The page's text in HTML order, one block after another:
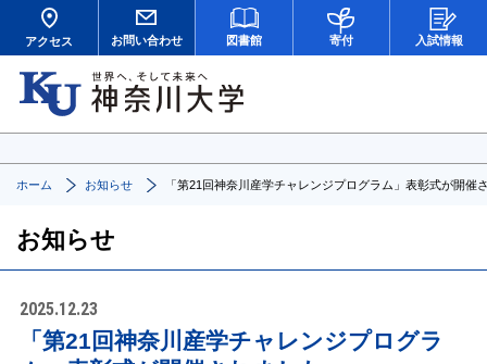
アクセス お問い合わせ 図書館 寄付 入試情報
ホーム お知らせ 「第21回神奈川産学チャレンジプログラム」表彰式が開催
お知らせ
2025.12.23
「第21回神奈川産学チャレンジプログラ